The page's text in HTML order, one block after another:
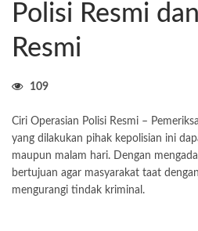
Polisi Resmi
Resmi
109
Ciri Operasian Polisi Resmi –
yang dilakukan pihak kepolisian ini
maupun malam hari. Dengan
bertujuan agar masyarakat taat
mengurangi tindak kriminal.